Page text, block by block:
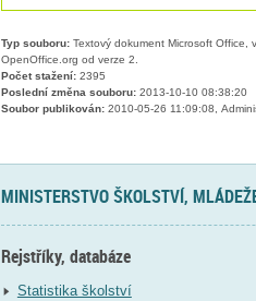
Typ souboru:Textový dokument Microsoft Office,
OpenOffice.org od verze 2.
Počet stažení:2395
Poslední změna souboru:2013-10-10 08:38:20
Soubor publikován:2010-05-26 11:09:08,
MINISTERSTVO ŠKOLSTVÍ,
Rejstříky, databáze
Statistika školství